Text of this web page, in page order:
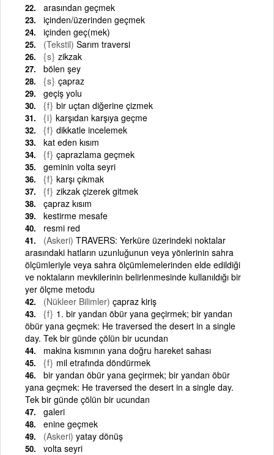
arasından geçmek
içinden/üzerinden geçmek
içinden geç(mek)
(Tekstil) Sarım traversi
{s} zikzak
bölen şey
{s} çapraz
geçiş yolu
{f} bir uçtan diğerine çizmek
{i} karşıdan karşıya geçme
{f} dikkatle incelemek
kat eden kısım
{f} çaprazlama geçmek
geminin volta seyri
{f} karşı çıkmak
{f} zikzak çizerek gitmek
çapraz kısım
kestirme mesafe
resmi red
(Askeri) TRAVERS: Yerküre üzerindeki noktalar
arasındaki hatların uzunluğunun veya yönlerinin sahra
ölçümleriyle veya sahra ölçümlemelerinden elde edildiği
ve noktaların mevkilerinin belirlenmesinde kullanıldığı bir
yer ölçme metodu
(Nükleer Bilimler) çapraz kiriş
{f} 1. bir yandan öbür yana geçirmek; bir yandan
öbür yana geçmek: He traversed the desert in a single
day. Tek bir günde çölün bir ucundan
makina kısmının yana doğru hareket sahası
{f} mil etrafında döndürmek
bir yandan öbür yana geçirmek; bir yandan öbür
yana geçmek: He traversed the desert in a single day.
Tek bir günde çölün bir ucundan
galeri
enine geçmek
(Askeri) yatay dönüş
volta seyri